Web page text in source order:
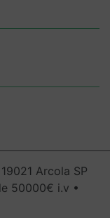
Arcola SP
50000€ i.v •